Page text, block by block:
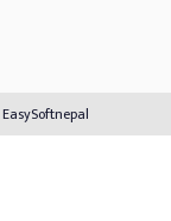
EasySoftnepal